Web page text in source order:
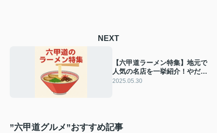
NEXT
【六甲道ラーメン特集】地元で
人気の名店を一挙紹介！やだ
ら・ヒキュウ・MITSUKI・い
2025.05.30
”六甲道グルメ”おすすめ記事